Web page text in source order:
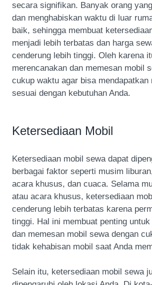
secara signifikan. Banyak orang
dan menghabiskan waktu di luar
baik, sehingga membuat
menjadi lebih terbatas dan harga
cenderung lebih tinggi. Oleh karena
merencanakan dan memesan mobil
cukup waktu agar bisa mendapatkan
sesuai dengan kebutuhan Anda.
Ketersediaan Mobil
Ketersediaan mobil sewa dapat
berbagai faktor seperti musim
acara khusus, dan cuaca. Selama
atau acara khusus, ketersediaan
cenderung lebih terbatas karena
tinggi. Hal ini membuat penting
dan memesan mobil sewa dengan
tidak kehabisan mobil saat Anda
Selain itu, ketersediaan mobil sewa